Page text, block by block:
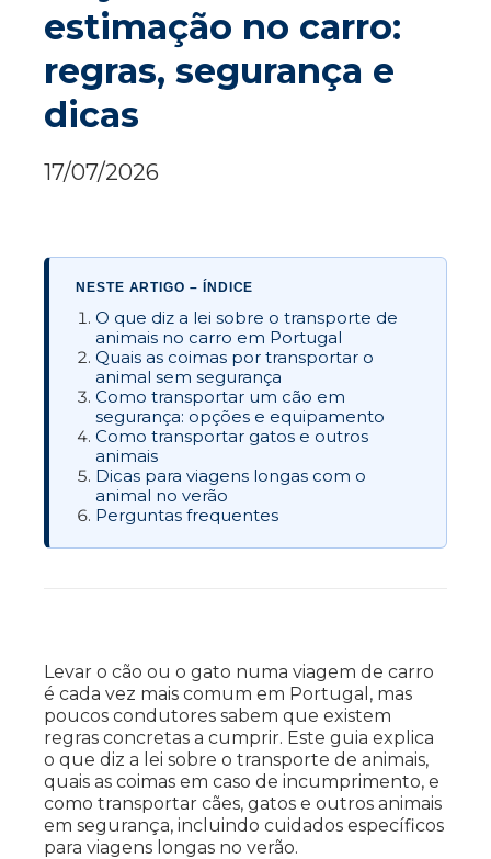
estimação no carro:
regras, segurança e
dicas
17/07/2026
NESTE ARTIGO – ÍNDICE
O que diz a lei sobre o transporte de
animais no carro em Portugal
Quais as coimas por transportar o
animal sem segurança
Como transportar um cão em
segurança: opções e equipamento
Como transportar gatos e outros
animais
Dicas para viagens longas com o
animal no verão
Perguntas frequentes
Levar o cão ou o gato numa viagem de carro
é cada vez mais comum em Portugal, mas
poucos condutores sabem que existem
regras concretas a cumprir. Este guia explica
o que diz a lei sobre o transporte de animais,
quais as coimas em caso de incumprimento, e
como transportar cães, gatos e outros animais
em segurança, incluindo cuidados específicos
para viagens longas no verão.